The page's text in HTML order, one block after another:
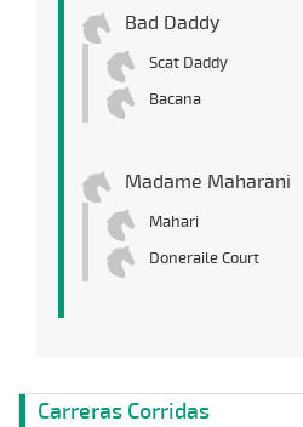
Bad Daddy
Scat Daddy
Bacana
Madame Maharani
Mahari
Doneraile Court
Carreras Corridas